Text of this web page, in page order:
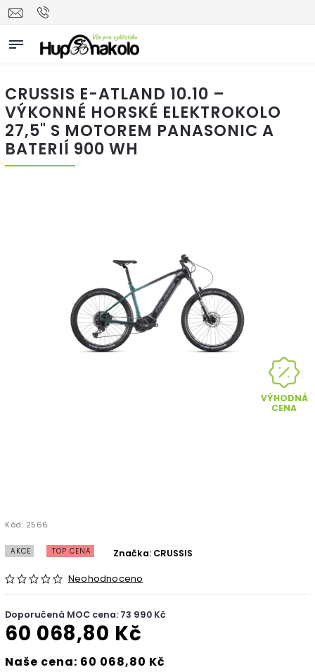
CRUSSIS E-ATLAND 10.10 –
VÝKONNÉ HORSKÉ ELEKTROKOLO
27,5" S MOTOREM PANASONIC A
BATERIÍ 900 WH
VÝHODNÁ
CENA
Kód: 2566
AKCE TOP CENA
Neohodnoceno
Značka: CRUSSIS
Doporučená MOC cena: 73 990 Kč
60 068,80 Kč
Naše cena: 60 068,80 Kč